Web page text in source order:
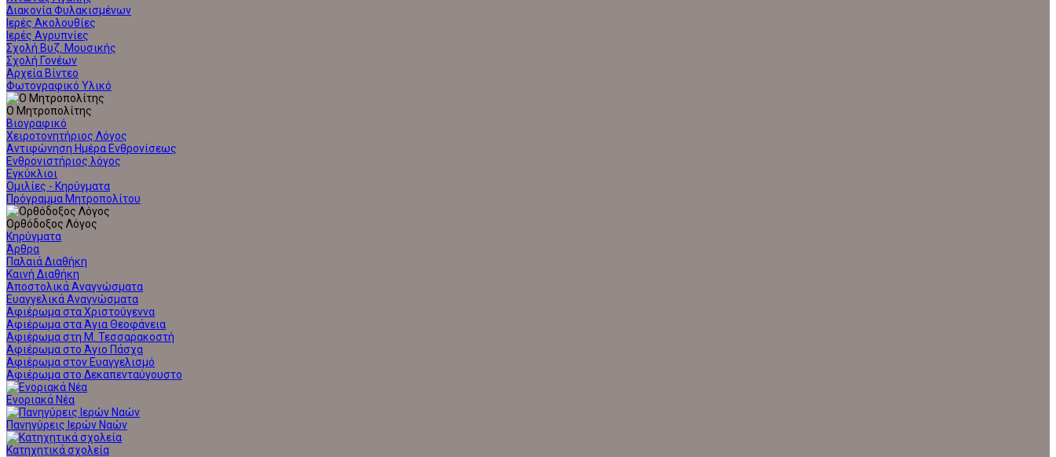
Διακονία Φυλακισμένων
Ιερές Ακολουθίες
Ιερές Αγρυπνίες
Σχολή Βυζ. Μουσικής
Σχολή Γονέων
Αρχεία Βίντεο
Φωτογραφικό Υλικό
Ο Μητροπολίτης
Βιογραφικό
Χειροτονητήριος Λόγος
Αντιφώνηση Ημέρα Ενθρονίσεως
Ενθρονιστήριος λόγος
Εγκύκλιοι
Ομιλίες - Κηρύγματα
Πρόγραμμα Μητροπολίτου
Ορθόδοξος Λόγος
Κηρύγματα
Άρθρα
Παλαιά Διαθήκη
Καινή Διαθήκη
Αποστολικά Αναγνώσματα
Ευαγγελικά Αναγνώσματα
Αφιέρωμα στα Χριστούγεννα
Αφιέρωμα στα Άγια Θεοφάνεια
Αφιέρωμα στη Μ. Τεσσαρακοστή
Αφιέρωμα στο Άγιο Πάσχα
Αφιέρωμα στον Ευαγγελισμό
Αφιέρωμα στο Δεκαπενταύγουστο
Ενοριακά Νέα
Πανηγύρεις Ιερών Ναών
Κατηχητικά σχολεία